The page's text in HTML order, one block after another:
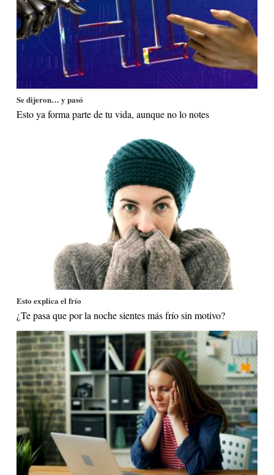
Se dijeron… y pasó
Esto ya forma parte de tu vida, aunque no lo notes
Esto explica el frío
¿Te pasa que por la noche sientes más frío sin motivo?